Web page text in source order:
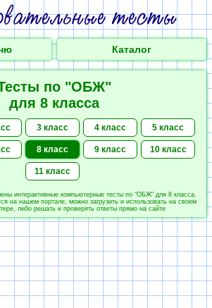
Каталог
по "ОБЖ"
для 8 класса
3 класс 4 класс 5 класс
8 класс 9 класс 10 класс
11 класс
интерактивные компьютерные тесты по "ОБЖ" для 8 класса.
на нашем портале, можно загрузить и использовать на своем
либо решать и проверять ответы прямо на сайте